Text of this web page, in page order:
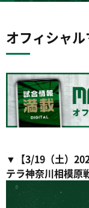
オフィシャ
▼【3/19（土）
テラ神奈川相模原